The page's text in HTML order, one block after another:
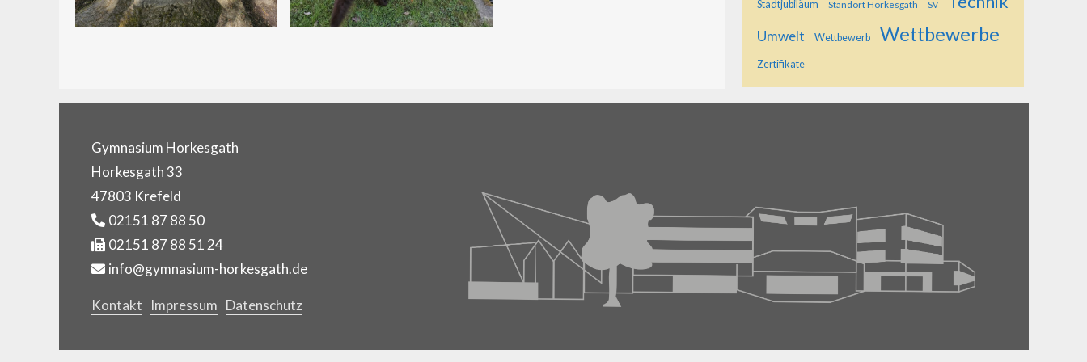
Stadtjubiläum Standort Horkesgath SV
Umwelt Wettbewerb Wettbewerbe
Zertifikate
Gymnasium Horkesgath
Horkesgath 33
47803 Krefeld
02151 87 88 50
02151 87 88 51 24
info@gymnasium-horkesgath.de
Kontakt Impressum Datenschutz